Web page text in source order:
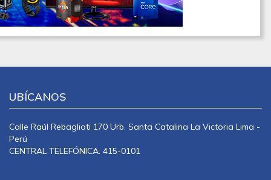
UBÍCANOS
Calle Raúl Rebagliati 170 Urb. Santa Catalina La Victoria Lima -
Perú
CENTRAL TELEFÓNICA: 415-0101